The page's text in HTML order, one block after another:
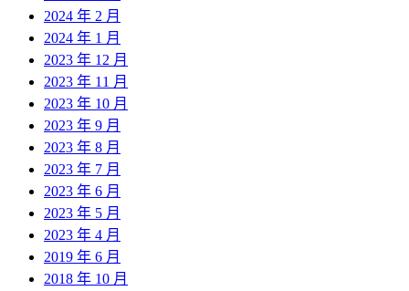
2024 年 2 月
2024 年 1 月
2023 年 12 月
2023 年 11 月
2023 年 10 月
2023 年 9 月
2023 年 8 月
2023 年 7 月
2023 年 6 月
2023 年 5 月
2023 年 4 月
2019 年 6 月
2018 年 10 月